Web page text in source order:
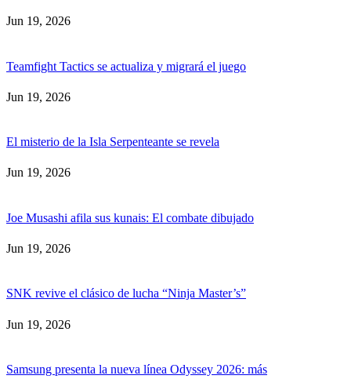
Jun 19, 2026
Teamfight Tactics se actualiza y migrará el juego
Jun 19, 2026
El misterio de la Isla Serpenteante se revela
Jun 19, 2026
Joe Musashi afila sus kunais: El combate dibujado
Jun 19, 2026
SNK revive el clásico de lucha “Ninja Master’s”
Jun 19, 2026
Samsung presenta la nueva línea Odyssey 2026: más